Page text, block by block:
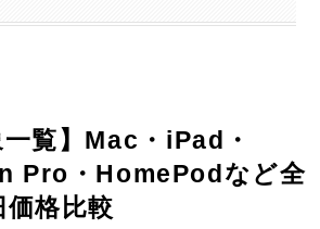
一覧】Mac・iPad・
Pro・HomePodなど全
格比較